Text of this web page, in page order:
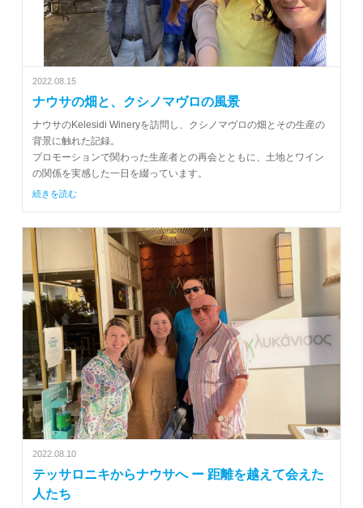
2022.08.15
ナウサの畑と、クシノマヴロの風景
ナウサのKelesidi Wineryを訪問し、クシノマヴロの畑とその生産の
背景に触れた記録。
プロモーションで関わった生産者との再会とともに、土地とワイン
の関係を実感した一日を綴っています。
続きを読む
2022.08.10
テッサロニキからナウサへ ー 距離を越えて会えた
人たち